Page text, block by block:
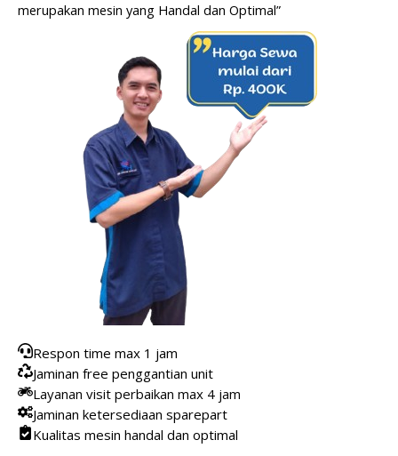
merupakan mesin yang Handal dan Optimal”
Respon time max 1 jam
Jaminan free penggantian unit
Layanan visit perbaikan max 4 jam
Jaminan ketersediaan sparepart
Kualitas mesin handal dan optimal